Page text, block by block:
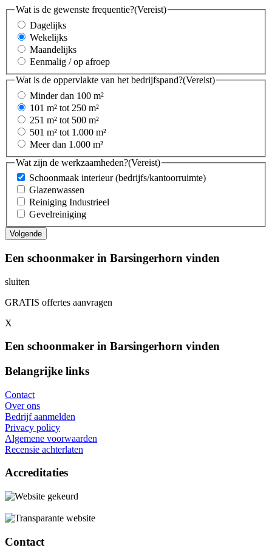
Wat is de gewenste frequentie?(Vereist)
Dagelijks
Wekelijks
Maandelijks
Eenmalig / op afroep
Wat is de oppervlakte van het bedrijfspand?(Vereist)
Minder dan 100 m²
101 m² tot 250 m²
251 m² tot 500 m²
501 m² tot 1.000 m²
Meer dan 1.000 m²
Wat zijn de werkzaamheden?(Vereist)
Schoonmaak interieur (bedrijfs/kantoorruimte)
Glazenwassen
Reiniging Industrieel
Gevelreiniging
Een schoonmaker in Barsingerhorn vinden
sluiten
GRATIS offertes aanvragen
X
Een schoonmaker in Barsingerhorn vinden
Belangrijke links
Contact
Over ons
Bedrijf aanmelden
Privacy policy
Algemene voorwaarden
Recensie achterlaten
Accreditaties
Contact